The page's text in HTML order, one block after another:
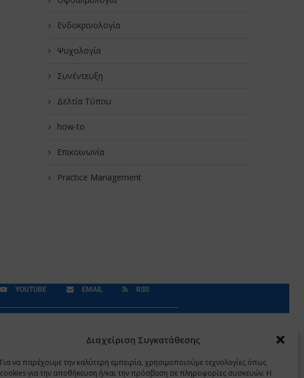
Διαχείριση Συγκατάθεσης
Για να παρέχουμε την καλύτερη εμπειρία, χρησιμοποιούμε τεχνολογίες όπως
cookies για την αποθήκευση ή/και την πρόσβαση σε πληροφορίες συσκευών. Η
Ενδοκρινολογία
Ψυχολογία
Συνέντευξη
Δελτία Τύπου
how-to
Επικοινωνία
Practice Management
YOUTUBE EMAIL RSS